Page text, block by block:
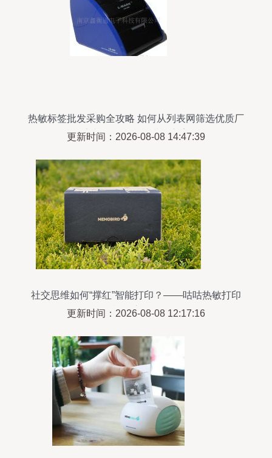
热敏标签批发采购全攻略 如何从列表网筛选优质厂
家与热敏打印机搭配方案
更新时间：2026-08-08 14:47:39
社交思维如何“撑红”智能打印？——咕咕热敏打印
机深度测评
更新时间：2026-08-08 12:17:16